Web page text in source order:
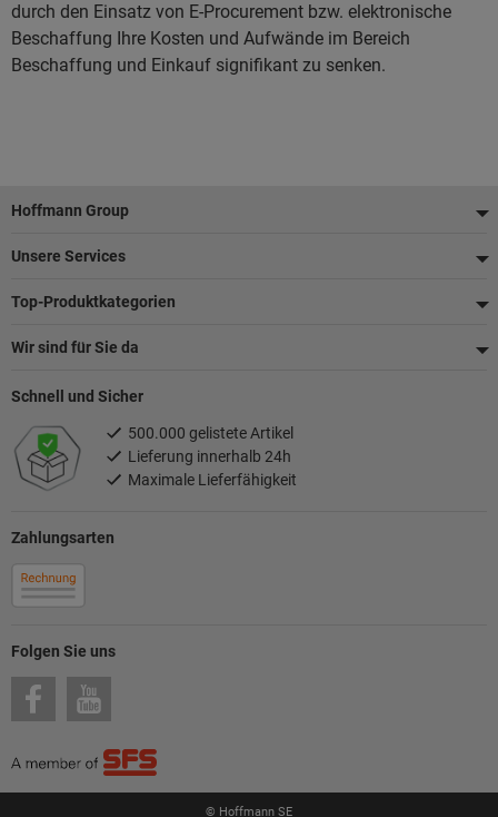
durch den Einsatz von E-Procurement bzw. elektronische
Beschaffung Ihre Kosten und Aufwände im Bereich
Beschaffung und Einkauf signifikant zu senken.
Fußzeile
Hoffmann Group
Unsere Services
Top-Produktkategorien
Wir sind für Sie da
Folgen Sie uns
Zahlungsarten
Schnell und Sicher
500.000 gelistete Artikel
Lieferung innerhalb 24h
Maximale Lieferfähigkeit
© Hoffmann SE